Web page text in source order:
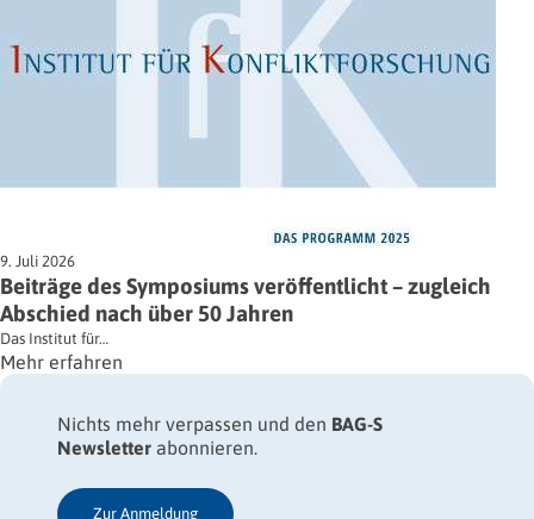
9. Juli 2026
Beiträge des Symposiums veröffentlicht – zugleich
Abschied nach über 50 Jahren
Das Institut für…
Mehr erfahren
Nichts mehr verpassen und den BAG-S
Newsletter abonnieren.
Zur Anmeldung